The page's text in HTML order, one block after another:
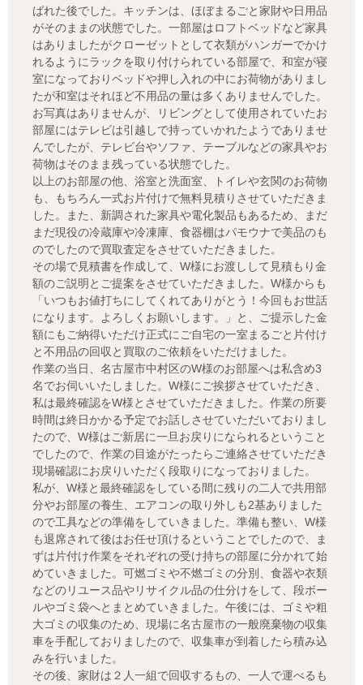
ばれた後でした。キッチンは、ほぼまるごと家財や日用品
がそのままの状態でした。一部屋はロフトベッドなど家具
はありましたがクローゼットとして衣類がハンガーでかけ
れるようにラックを取り付けられている部屋で、和室が寝
室になっておりベッドや押し入れの中にお荷物がありまし
たが和室はそれほど不用品の量は多くありませんでした。
お写真はありませんが、リビングとして使用されていたお
部屋にはテレビは引越しで持っていかれたようでありませ
んでしたが、テレビ台やソファ、テーブルなどの家具やお
荷物はそのまま残っている状態でした。
以上のお部屋の他、浴室と洗面室、トイレや玄関のお荷物
も、もちろん一式お片付けで無料見積りさせていただきま
した。また、新調された家具や電化製品もあるため、まだ
まだ現役の冷蔵庫や冷凍庫、食器棚はパモウナで美品のも
のでしたので買取査定をさせていただきました。
その場で見積書を作成して、W様にお渡しして見積もり金
額のご説明とご提案をさせていただきました。W様からも
「いつもお値打ちにしてくれてありがとう！今回もお世話
になります。よろしくお願いします。」と、ご提示した金
額にもご納得いただけ正式にご自宅の一室まるごと片付け
と不用品の回収と買取のご依頼をいただけました。
作業の当日、名古屋市中村区のW様のお部屋へは私含め3
名でお伺いいたしました。W様にご挨拶させていただき、
私は最終確認をW様とさせていただきました。作業の所要
時間は終日かかる予定でお話しさせていただいておりまし
たので、W様はご新居に一旦お戻りになられるということ
でしたので、作業の目途がたったらご連絡させていただき
現場確認にお戻りいただく段取りになっておりました。
私が、W様と最終確認をしている間に残りの二人で共用部
分やお部屋の養生、エアコンの取り外しも2基ありました
ので工具などの準備をしていきました。準備も整い、W様
も退席されて後はお任せ頂けるということでしたので、ま
ずは片付け作業をそれぞれの受け持ちの部屋に分かれて始
めていきました。可燃ゴミや不燃ゴミの分別、食器や衣類
などのリユース品やリサイクル品の仕分けをして、段ボー
ルやゴミ袋へとまとめていきました。午後には、ゴミや粗
大ゴミの収集のため、現場に名古屋市の一般廃棄物の収集
車を手配しておりましたので、収集車が到着したら積み込
みを行いました。
その後、家財は２人一組で回収するもの、一人で運べるも